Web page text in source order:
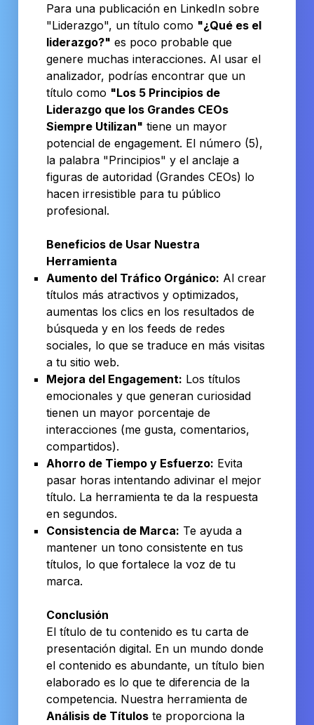
Para una publicación en LinkedIn sobre
"Liderazgo", un título como "¿Qué es el
liderazgo?" es poco probable que
genere muchas interacciones. Al usar el
analizador, podrías encontrar que un
título como "Los 5 Principios de
Liderazgo que los Grandes CEOs
Siempre Utilizan" tiene un mayor
potencial de engagement. El número (5),
la palabra "Principios" y el anclaje a
figuras de autoridad (Grandes CEOs) lo
hacen irresistible para tu público
profesional.
Beneficios de Usar Nuestra
Herramienta
Aumento del Tráfico Orgánico: Al crear
títulos más atractivos y optimizados,
aumentas los clics en los resultados de
búsqueda y en los feeds de redes
sociales, lo que se traduce en más visitas
a tu sitio web.
Mejora del Engagement: Los títulos
emocionales y que generan curiosidad
tienen un mayor porcentaje de
interacciones (me gusta, comentarios,
compartidos).
Ahorro de Tiempo y Esfuerzo: Evita
pasar horas intentando adivinar el mejor
título. La herramienta te da la respuesta
en segundos.
Consistencia de Marca: Te ayuda a
mantener un tono consistente en tus
títulos, lo que fortalece la voz de tu
marca.
Conclusión
El título de tu contenido es tu carta de
presentación digital. En un mundo donde
el contenido es abundante, un título bien
elaborado es lo que te diferencia de la
competencia. Nuestra herramienta de
Análisis de Títulos te proporciona la